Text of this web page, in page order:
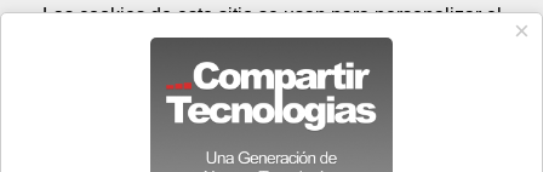
Prensa Videos
Viernes 07 de agosto - 21:42 Registrar Conectar
Las cookies de este sitio se usan para personalizar el
contenido y los anuncios, para ofrecer funciones de medios
sociales y para analizar el tráfico. Además, compartimos
información sobre el uso que haga del sitio web con nuestros
partners de medios sociales, de publicidad y de análisis
web.
OK